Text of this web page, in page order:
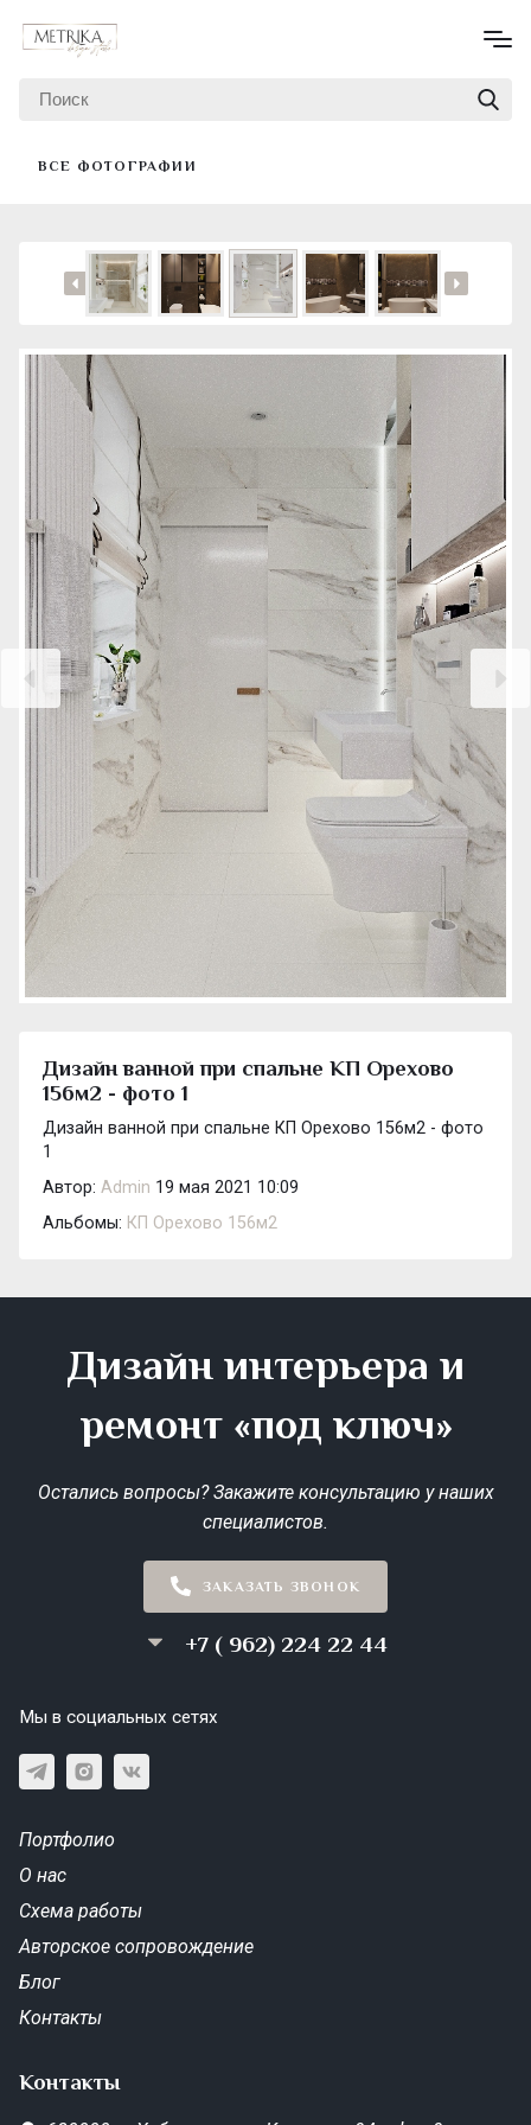
ВСЕ ФОТОГРАФИИ
Дизайн ванной при спальне КП Орехово
156м2 - фото 1
Дизайн ванной при спальне КП Орехово 156м2 - фото
1
Автор: Admin 19 мая 2021 10:09
Альбомы: КП Орехово 156м2
Дизайн интерьера и
ремонт «под ключ»
Остались вопросы? Закажите консультацию у наших
специалистов.
ЗАКАЗАТЬ ЗВОНОК
+7 ( 962) 224 22 44
Мы в социальных сетях
Портфолио
О нас
Схема работы
Авторское сопровождение
Блог
Контакты
Контакты